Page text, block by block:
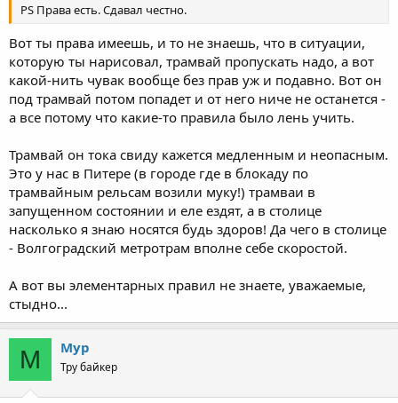
PS Права есть. Сдавал честно.
Вот ты права имеешь, и то не знаешь, что в ситуации,
которую ты нарисовал, трамвай пропускать надо, а вот
какой-нить чувак вообще без прав уж и подавно. Вот он
под трамвай потом попадет и от него ниче не останется -
а все потому что какие-то правила было лень учить.
Трамвай он тока свиду кажется медленным и неопасным.
Это у нас в Питере (в городе где в блокаду по
трамвайным рельсам возили муку!) трамваи в
запущенном состоянии и еле ездят, а в столице
насколько я знаю носятся будь здоров! Да чего в столице
- Волгоградский метротрам вполне себе скоростой.
А вот вы элементарных правил не знаете, уважаемые,
стыдно...
М Мур
Тру байкер